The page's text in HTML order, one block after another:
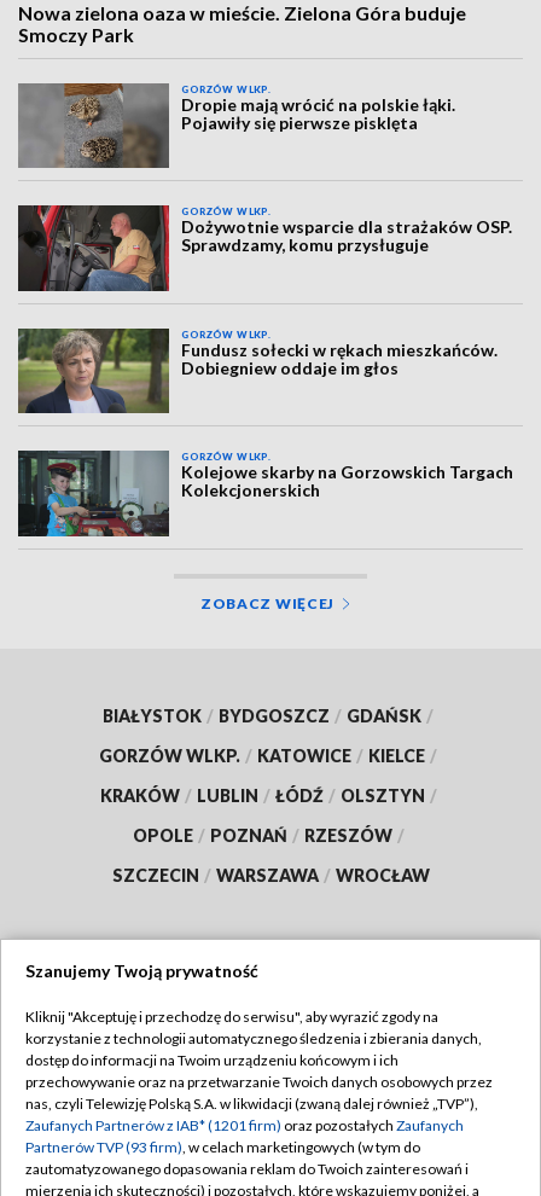
Nowa zielona oaza w mieście. Zielona Góra buduje
Smoczy Park
GORZÓW WLKP.
Dropie mają wrócić na polskie łąki.
Pojawiły się pierwsze pisklęta
GORZÓW WLKP.
Dożywotnie wsparcie dla strażaków OSP.
Sprawdzamy, komu przysługuje
GORZÓW WLKP.
Fundusz sołecki w rękach mieszkańców.
Dobiegniew oddaje im głos
GORZÓW WLKP.
Kolejowe skarby na Gorzowskich Targach
Kolekcjonerskich
ZOBACZ WIĘCEJ
BIAŁYSTOK / BYDGOSZCZ / GDAŃSK /
GORZÓW WLKP. / KATOWICE / KIELCE /
KRAKÓW / LUBLIN / ŁÓDŹ / OLSZTYN /
OPOLE / POZNAŃ / RZESZÓW /
SZCZECIN / WARSZAWA / WROCŁAW
TVP
Abonament TVP
Emisja w TVP
Centrum informacji TVP
Regulamin TVP
Polityka prywatności
Moje zgody
Szanujemy Twoją prywatność
Kliknij "Akceptuję i przechodzę do serwisu", aby wyrazić zgody na
korzystanie z technologii automatycznego śledzenia i zbierania danych,
dostęp do informacji na Twoim urządzeniu końcowym i ich
przechowywanie oraz na przetwarzanie Twoich danych osobowych przez
nas, czyli Telewizję Polską S.A. w likwidacji (zwaną dalej również „TVP”),
Zaufanych Partnerów z IAB* (1201 firm) oraz pozostałych Zaufanych
Partnerów TVP (93 firm), w celach marketingowych (w tym do
zautomatyzowanego dopasowania reklam do Twoich zainteresowań i
mierzenia ich skuteczności) i pozostałych, które wskazujemy poniżej, a